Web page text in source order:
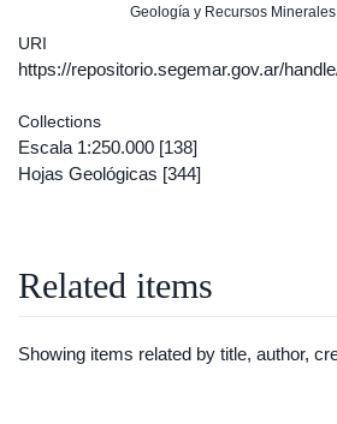
Geología y Recursos
URI
https://repositorio.segemar.gov.ar/
Collections
Escala 1:250.000 [138]
Hojas Geológicas [344]
Related items
Showing items related by title, author,